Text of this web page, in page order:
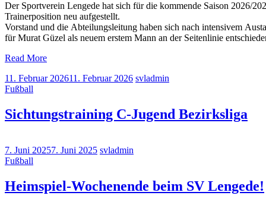
Der Sportverein Lengede hat sich für die kommende Saison 2026/
Trainerposition neu aufgestellt.
Vorstand und die Abteilungsleitung haben sich nach intensivem
für Murat Güzel als neuem erstem Mann an der Seitenlinie
Read More
11. Februar 202611. Februar 2026 svladmin
Fußball
Sichtungstraining C-Jugend Bezirksliga
7. Juni 20257. Juni 2025 svladmin
Fußball
Heimspiel-Wochenende beim SV Lengede!